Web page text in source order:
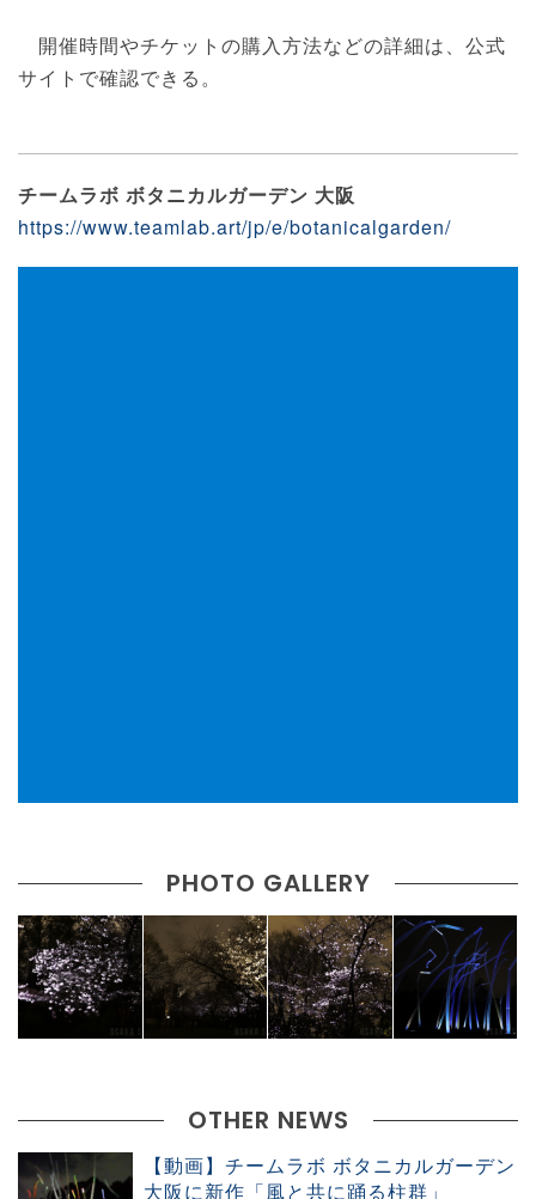
開催時間やチケットの購入方法などの詳細は、公式
サイトで確認できる。
チームラボ ボタニカルガーデン 大阪
https://www.teamlab.art/jp/e/botanicalgarden/
PHOTO GALLERY
OTHER NEWS
【動画】チームラボ ボタニカルガーデン
大阪に新作「風と共に踊る柱群」